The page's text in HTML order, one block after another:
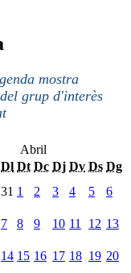
mostra
grup d'interès
Abril
Dl Dt Dc Dj Dv Ds Dg
31 1 2 3 4 5
6
7 8 9 10 11 12 13
14 15 16 17 18 19 20